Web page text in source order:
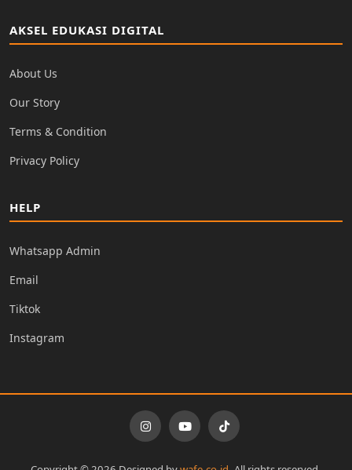
AKSEL EDUKASI DIGITAL
About Us
Our Story
Terms & Condition
Privacy Policy
HELP
Whatsapp Admin
Email
Tiktok
Instagram